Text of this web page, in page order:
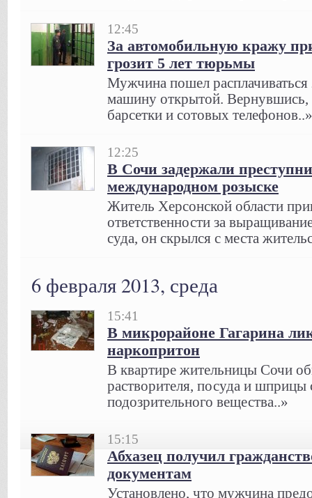
12:45
За автомобильную кражу
грозит 5 лет тюрьмы
Мужчина пошел расплачиваться
машину открытой.
барсетки и сотовых телефонов..»
12:25
В Сочи задержали
международном розыске
Житель Херсонской области
ответственности за
суда, он скрылся с места
6 февраля 2013, среда
15:41
В микрорайоне Гагарина
наркопритон
В квартире жительницы Сочи
растворителя, посуда и шприцы
подозрительного вещества..»
15:15
Абхазец получил
документам
Установлено, что мужчина